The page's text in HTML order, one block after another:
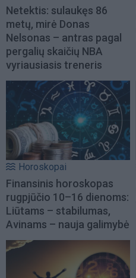
Netektis: sulaukęs 86
metų, mirė Donas
Nelsonas – antras pagal
pergalių skaičių NBA
vyriausiasis treneris
Horoskopai
Finansinis horoskopas
rugpjūčio 10–16 dienoms:
Liūtams – stabilumas,
Avinams – nauja galimybė